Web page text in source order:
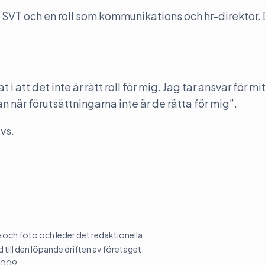
och en roll som kommunikations och hr-direktör.
i att det inte är rätt roll för mig. Jag tar ansvar för
när förutsättningarna inte är de rätta för mig”.
foto och leder det redaktionella
till den löpande driften av företaget.